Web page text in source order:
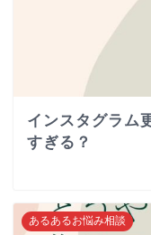
インスタグラム
すぎる？
あるあるお悩み相談